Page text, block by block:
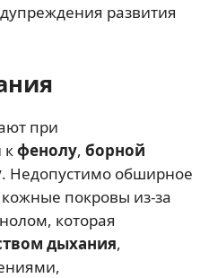
развития
при
кфенолу, борной
. Недопустимо обширное
покровы из-за
которая
дыхания,